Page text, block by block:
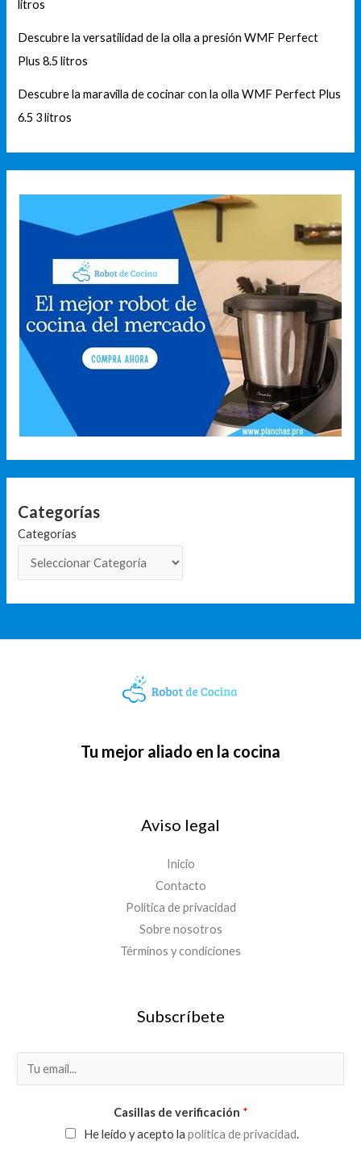
litros
Descubre la versatilidad de la olla a presión WMF Perfect
Plus 8.5 litros
Descubre la maravilla de cocinar con la olla WMF Perfect Plus
6.5 3 litros
Categorías
Categorías
Tu mejor aliado en la cocina
Aviso legal
Inicio
Contacto
Política de privacidad
Sobre nosotros
Términos y condiciones
Subscríbete
m
Casillas de verificación *
He leído y acepto la política de privacidad.